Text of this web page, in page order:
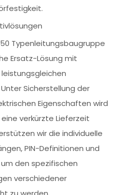
Typenleitungsbaugruppe
Ersatz-Lösung mit
Sicherstellung der
Eigenschaften wird
verkürzte Lieferzeit
wir die individuelle
PIN-Definitionen und
den spezifischen
verschiedener